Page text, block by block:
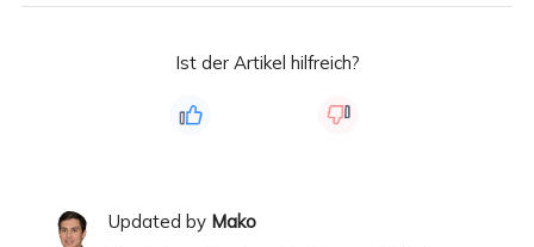
Ist der Artikel hilfreich?
Updated by Mako